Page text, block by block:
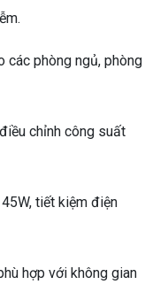
các phòng ngủ, phòng
chỉnh công suất
tiết kiệm điện
hợp với không gian